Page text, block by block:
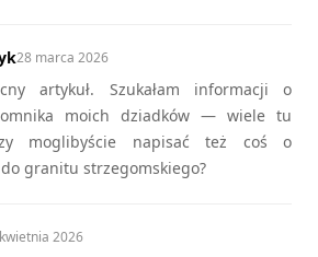
28 marca 2026
artykuł. Szukałam informacji o
moich dziadków — wiele tu
moglibyście napisać też coś o
granitu strzegomskiego?
2026